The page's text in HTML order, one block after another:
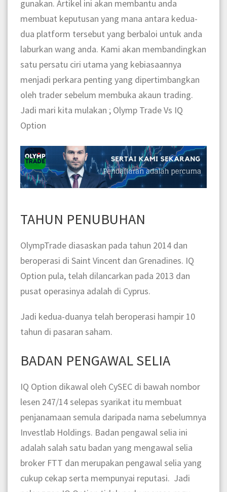
gunakan. Artikel ini akan membantu anda
membuat keputusan yang mana antara kedua-
dua platform tersebut yang berbaloi untuk anda
laburkan wang anda. Kami akan membandingkan
satu persatu ciri utama yang kebiasaannya
menjadi perkara penting yang dipertimbangkan
oleh trader sebelum membuka akaun trading.
Jadi mari kita mulakan ; Olymp Trade Vs IQ
Option
TAHUN PENUBUHAN
OlympTrade diasaskan pada tahun 2014 dan
beroperasi di Saint Vincent dan Grenadines. IQ
Option pula, telah dilancarkan pada 2013 dan
pusat operasinya adalah di Cyprus.
Jadi kedua-duanya telah beroperasi hampir 10
tahun di pasaran saham.
BADAN PENGAWAL SELIA
IQ Option dikawal oleh CySEC di bawah nombor
lesen 247/14 selepas syarikat itu membuat
penjanamaan semula daripada nama sebelumnya
Investlab Holdings. Badan pengawal selia ini
adalah salah satu badan yang mengawal selia
broker FTT dan merupakan pengawal selia yang
cukup cekap serta mempunyai reputasi. Jadi